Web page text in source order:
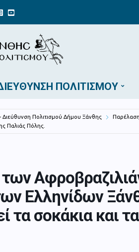
ΠΟΛΙΤΙΣΜΟΎ
Διεύθυνση Πολιτισμού Δήμου Ξάνθης Παρέλαση
Παλιάς Πόλης.
Ελληνίδων
τα σοκάκια και